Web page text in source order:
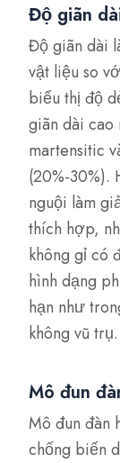
Độ giãn
Độ giãn dài
vật liệu so
biểu thị độ
giãn dài cao
martensitic
(20%-30%).
nguội làm
thích hợp,
không gỉ có
hình dạng
hạn như
không vũ trụ.
Mô đun
Mô đun đàn
chống biến